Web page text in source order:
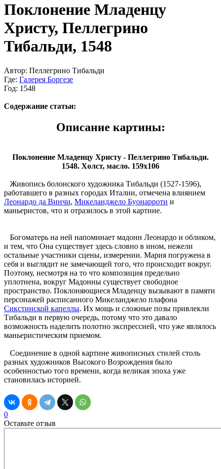
Поклонение Младенцу
Христу, Пеллегрино
Тибальди, 1548
Автор: Пеллегрино Тибальди
Где: Галерея Боргезе
Год: 1548
Содержание статьи:
Описание картины:
Поклонение Младенцу Христу - Пеллегрино Тибальди.
1548. Холст, масло. 159x106
Живопись болонского художника Тибальди (1527-1596),
работавшего в разных городах Италии, отмечена влиянием
Леонардо да Винчи, Микеланджело Буонарроти и
маньеристов, что и отразилось в этой картине.
Богоматерь на ней напоминает мадонн Леонардо и обликом,
и тем, что Она существует здесь словно в ином, нежели
остальные участники сцены, измерении. Мария погружена в
себя и выглядит не замечающей того, что происходит вокруг.
Поэтому, несмотря на то что композиция предельно
уплотнена, вокруг Мадонны существует свободное
пространство. Поклоняющиеся Младенцу вызывают в памяти
персонажей расписанного Микеланджело плафона
Сикстинской капеллы. Их мощь и сложные позы привлекли
Тибальди в первую очередь, потому что это давало
возможность наделить полотно экспрессией, что уже являлось
маньеристическим приемом.
Соединение в одной картине живописных стилей столь
разных художников Высокого Возрождения было
особенностью того времени, когда великая эпоха уже
становилась историей.
0
Оставьте отзыв